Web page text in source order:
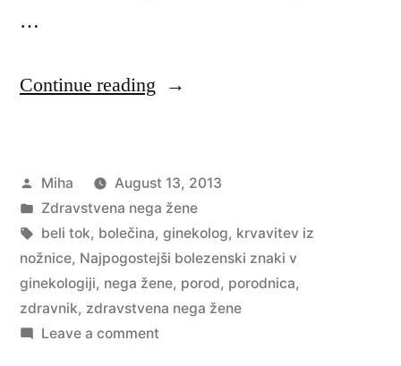
…
Continue reading “Najpogostejši
v
ginekologiji”
Posted
by
Miha
August 13, 2013
Posted
in
Zdravstvena nega žene
Tags:
beli tok, bolečina, ginekolog, krvavitev iz
nožnice, Najpogostejši bolezenski znaki v
ginekologiji, nega žene, porod, porodnica,
zdravnik, zdravstvena nega žene
Leave a commenton